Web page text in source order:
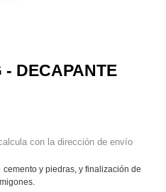
- DECAPANTE
con la dirección de envío
y piedras, y finalización de